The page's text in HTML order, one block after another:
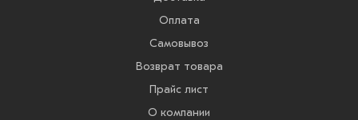
Оплата
Самовывоз
Возврат товара
Прайс лист
О компании